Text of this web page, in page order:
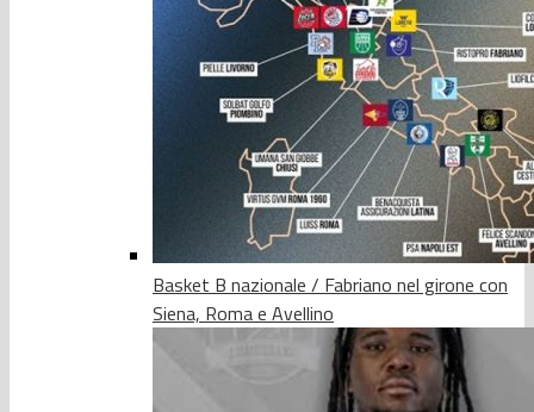
Basket B nazionale / Fabriano nel girone con
Siena, Roma e Avellino